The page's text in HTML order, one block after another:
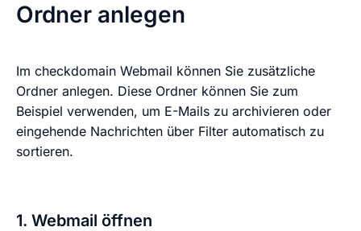
Ordner anlegen
Im checkdomain Webmail können Sie zusätzliche
Ordner anlegen. Diese Ordner können Sie zum
Beispiel verwenden, um E-Mails zu archivieren oder
eingehende Nachrichten über Filter automatisch zu
sortieren.
1. Webmail öffnen